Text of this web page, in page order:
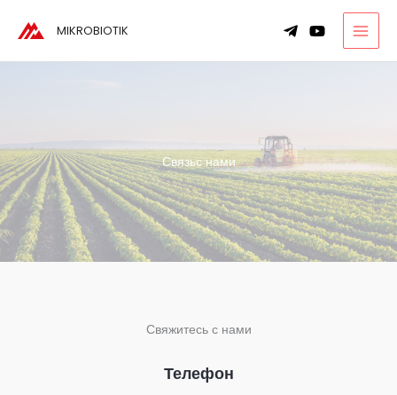
MIKROBIOTIK
Связьс нами
Свяжитесь с нами
Телефон